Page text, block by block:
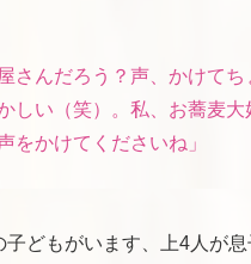
さんだろう？声、かけて
しい（笑）。私、お蕎麦
をかけてくださいね」
子どもがいます、上4人が